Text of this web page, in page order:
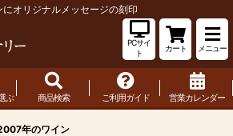
オリジナルメッセージの刻印
PCサイ
ト
カート メニュー
ぶ 商品検索 ご利用ガイド 営業カレンダー
年のワイン